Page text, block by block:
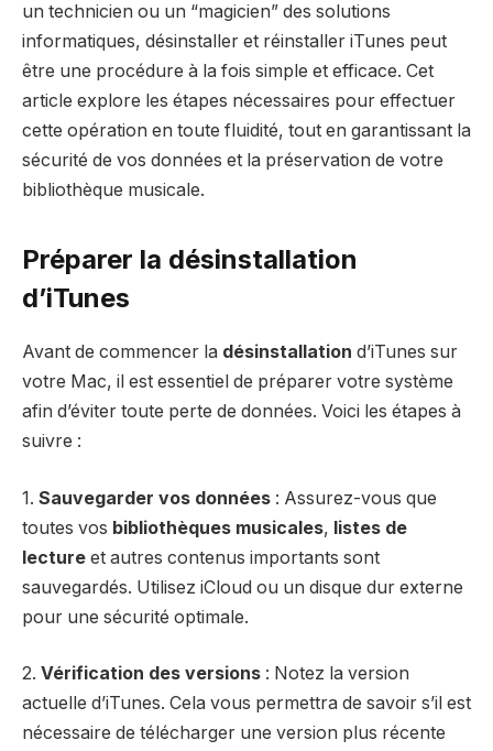
un technicien ou un “magicien” des solutions
informatiques, désinstaller et réinstaller iTunes peut
être une procédure à la fois simple et efficace. Cet
article explore les étapes nécessaires pour effectuer
cette opération en toute fluidité, tout en garantissant la
sécurité de vos données et la préservation de votre
bibliothèque musicale.
Préparer la désinstallation
d’iTunes
Avant de commencer la désinstallation d’iTunes sur
votre Mac, il est essentiel de préparer votre système
afin d’éviter toute perte de données. Voici les étapes à
suivre :
1. Sauvegarder vos données : Assurez-vous que
toutes vos bibliothèques musicales, listes de
lecture et autres contenus importants sont
sauvegardés. Utilisez iCloud ou un disque dur externe
pour une sécurité optimale.
2. Vérification des versions : Notez la version
actuelle d’iTunes. Cela vous permettra de savoir s’il est
nécessaire de télécharger une version plus récente